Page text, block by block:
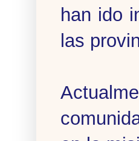
han ido
las